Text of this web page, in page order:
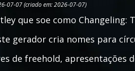
07-07 (criado em: 2026-07-07)
que soe como
gerador cria nomes para
de freehold, apresentações